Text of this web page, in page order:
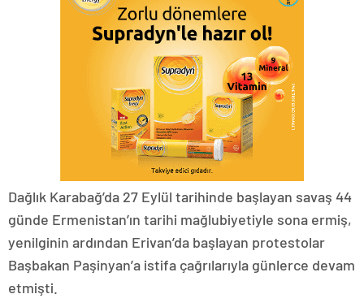
Dağlık Karabağ’da 27 Eylül tarihinde başlayan savaş 44
günde Ermenistan’ın tarihi mağlubiyetiyle sona ermiş,
yenilginin ardından Erivan’da başlayan protestolar
Başbakan Paşinyan’a istifa çağrılarıyla günlerce devam
etmişti.